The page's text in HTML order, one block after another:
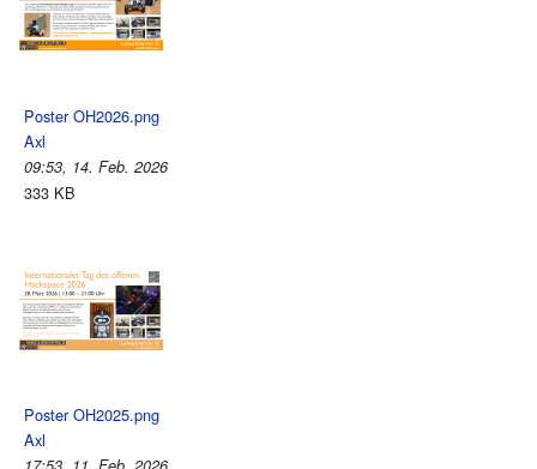
Poster OH2026.png
Axl
09:53, 14. Feb. 2026
333 KB
Poster OH2025.png
Axl